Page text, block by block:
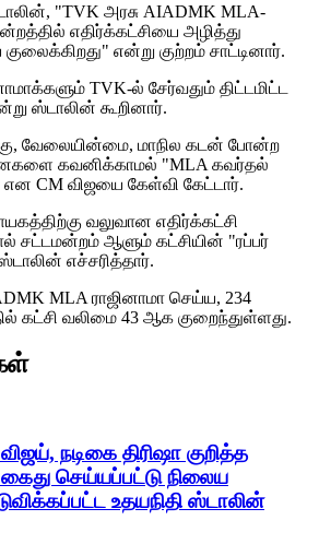
"TVK அரசு AIADMK MLA-
எதிர்க்கட்சியை அழித்து
என்று குற்றம் சாட்டினார்.
TVK-ல் சேர்வதும் திட்டமிட்ட
ஸ்டாலின் கூறினார்.
வேலையின்மை, மாநில கடன் போன்ற
கவனிக்காமல் "MLA கவர்தல்
என CM விஜயை கேள்வி கேட்டார்.
வலுவான எதிர்க்கட்சி
சட்டமன்றம் ஆளும் கட்சியின் "ரப்பர்
எச்சரித்தார்.
MLA ராஜினாமா செய்ய, 234
கட்சி வலிமை 43 ஆக குறைந்துள்ளது.
நடிகை திரிஷா குறித்த
செய்யப்பட்டு நிலைய
உதயநிதி ஸ்டாலின்